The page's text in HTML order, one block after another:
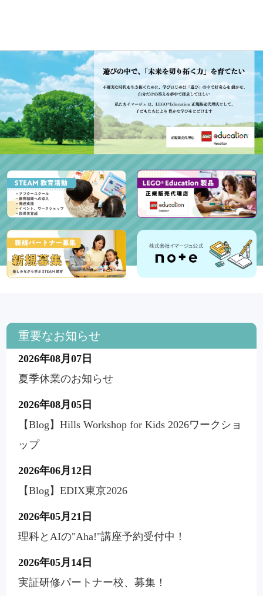
重要なお知らせ
夏季休業のお知らせ
2026年08月07日
【Blog】Hills Workshop for Kids 2026ワークショ
ップ
2026年08月05日
【Blog】EDIX東京2026
2026年06月12日
理科とAIの"Aha!"講座予約受付中！
2026年05月21日
実証研修パートナー校、募集！
2026年05月14日